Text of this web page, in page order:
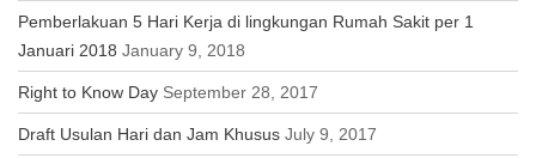
Pemberlakuan 5 Hari Kerja di lingkungan Rumah Sakit per 1
Januari 2018 January 9, 2018
Right to Know Day September 28, 2017
Draft Usulan Hari dan Jam Khusus July 9, 2017